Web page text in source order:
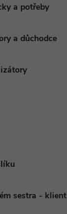
a potřeby
a důchodce
sestra - klient